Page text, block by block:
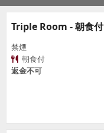
Triple Room - 朝食付
禁煙
朝食付
返金不可